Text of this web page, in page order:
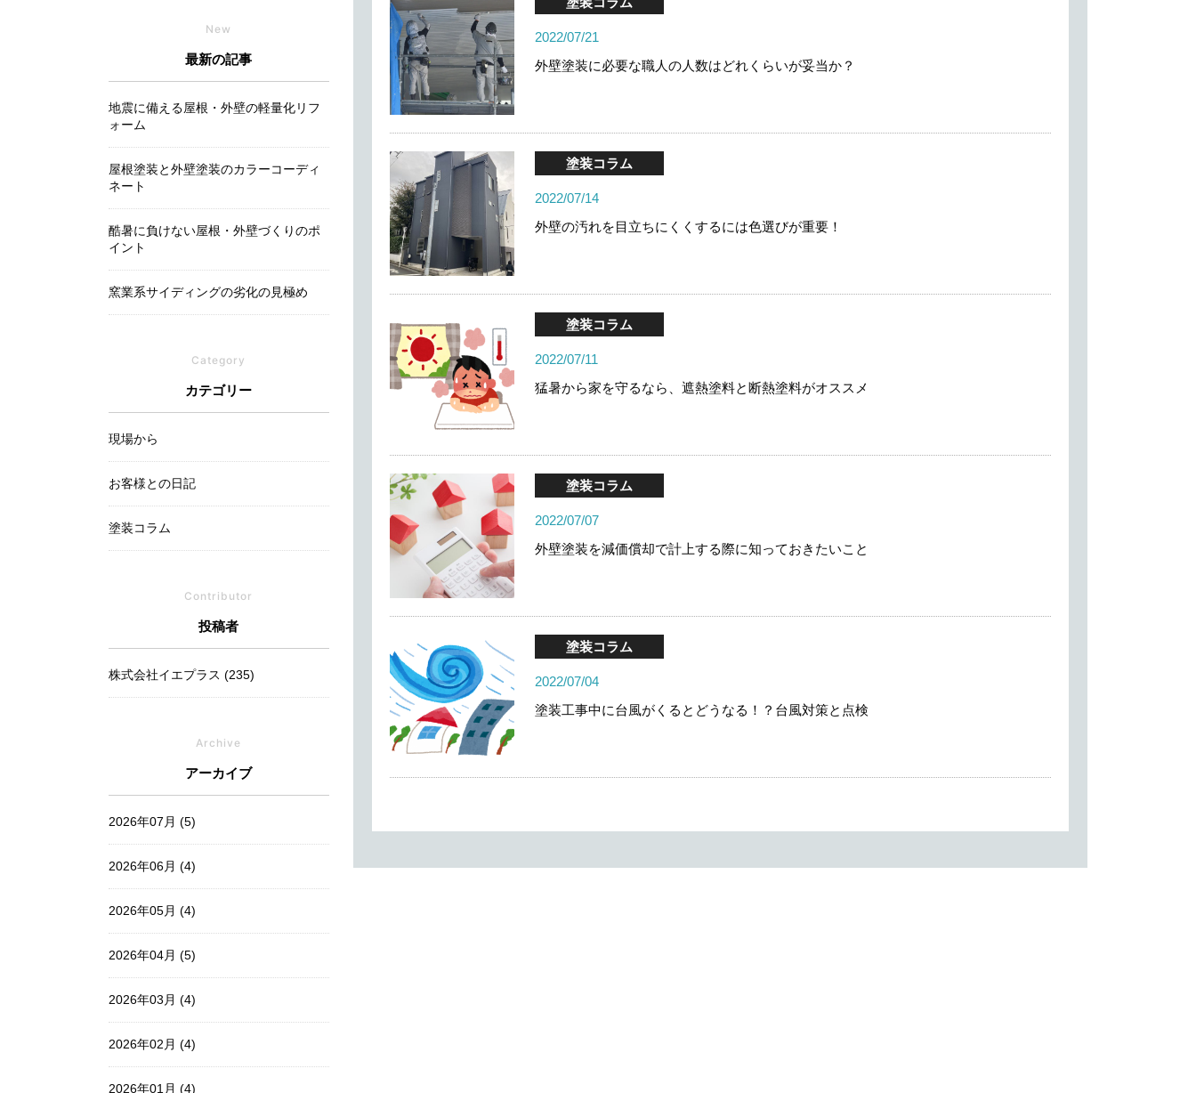
2022/07/21
外壁塗装に必要な職人の人数はどれくらいが妥当か？
塗装コラム
2022/07/14
外壁の汚れを目立ちにくくするには色選びが重要！
塗装コラム
2022/07/11
猛暑から家を守るなら、遮熱塗料と断熱塗料がオススメ
塗装コラム
2022/07/07
外壁塗装を減価償却で計上する際に知っておきたいこと
塗装コラム
2022/07/04
塗装工事中に台風がくるとどうなる！？台風対策と点検
New
最新の記事
地震に備える屋根・外壁の軽量化リフ
ォーム
屋根塗装と外壁塗装のカラーコーディ
ネート
酷暑に負けない屋根・外壁づくりのポ
イント
窯業系サイディングの劣化の見極め
Category
カテゴリー
現場から
お客様との日記
塗装コラム
Contributor
投稿者
株式会社イエプラス (235)
Archive
アーカイブ
2026年07月 (5)
2026年06月 (4)
2026年05月 (4)
2026年04月 (5)
2026年03月 (4)
2026年02月 (4)
2026年01月 (4)